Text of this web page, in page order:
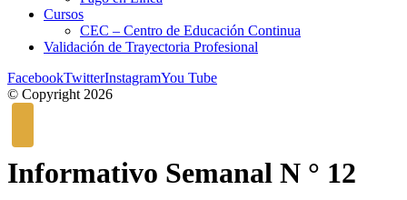
Cursos
CEC – Centro de Educación Continua
Validación de Trayectoria Profesional
FacebookTwitterInstagramYou Tube
© Copyright 2026
Informativo Semanal N ° 12